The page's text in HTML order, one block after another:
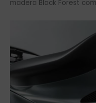
madera Black Forest